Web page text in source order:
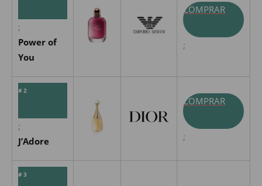
;
Power of
You
COMPRAR
;
# 2
;
J’Adore
COMPRAR
;
# 3